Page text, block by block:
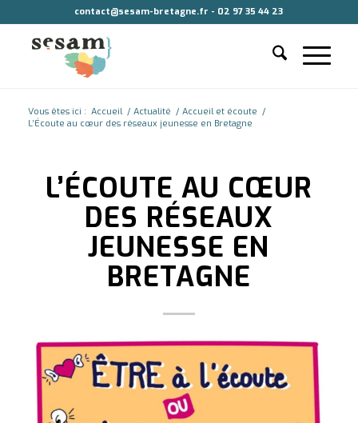
contact@sesam-bretagne.fr - 02 97 35 44 23
Vous êtes ici : Accueil / Actualité / Accueil et écoute /
L’Écoute au cœur des réseaux jeunesse en Bretagne
L’ÉCOUTE AU CŒUR
DES RÉSEAUX
JEUNESSE EN
BRETAGNE